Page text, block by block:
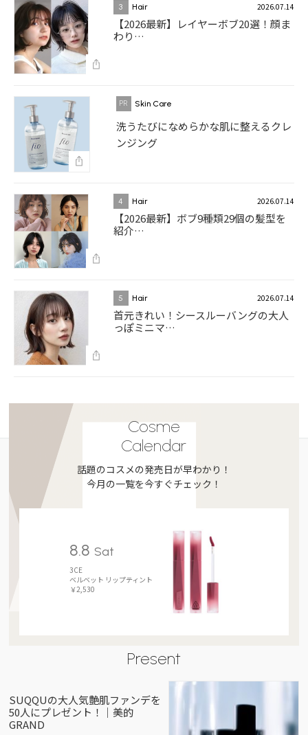
3 Hair 2026.07.14
【2026最新】レイヤーボブ20選！顔ま
わり…
Skin Care
洗うたびになめらかな肌に整えるクレ
ンジング
4 Hair 2026.07.14
【2026最新】ボブ9種類29個の髪型を
紹介…
5 Hair 2026.07.14
首元きれい！シースルーバングの大人
っぽミニマ…
Cosme
Calendar
話題のコスメの発売日が早わかり！
今月の一覧を今すぐチェック！
8.8 Sat
3CE
ベルベット リップティント
￥2,530
Present
SUQQUの大人気艶肌ファンデを
50人にプレゼント！｜美的
GRAND